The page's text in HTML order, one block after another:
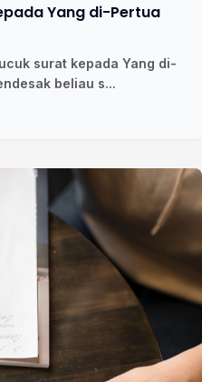
Yang di-Pertua
surat kepada Yang di-
beliau s...